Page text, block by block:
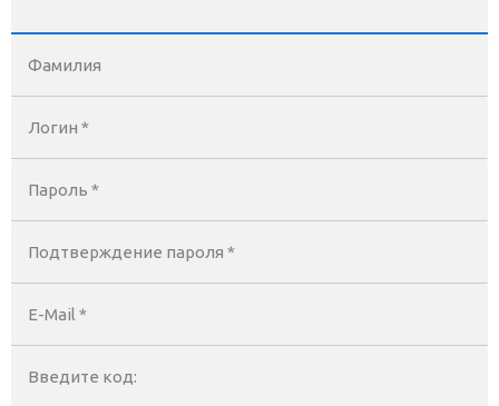
Фамилия
Логин *
Пароль *
Подтверждение пароля *
E-Mail*
Введите код: